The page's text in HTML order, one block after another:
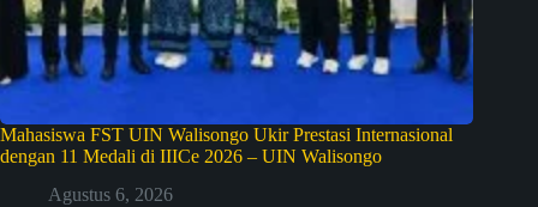
Mahasiswa FST UIN Walisongo Ukir Prestasi Internasional
dengan 11 Medali di IIICe 2026 – UIN Walisongo
Agustus 6, 2026